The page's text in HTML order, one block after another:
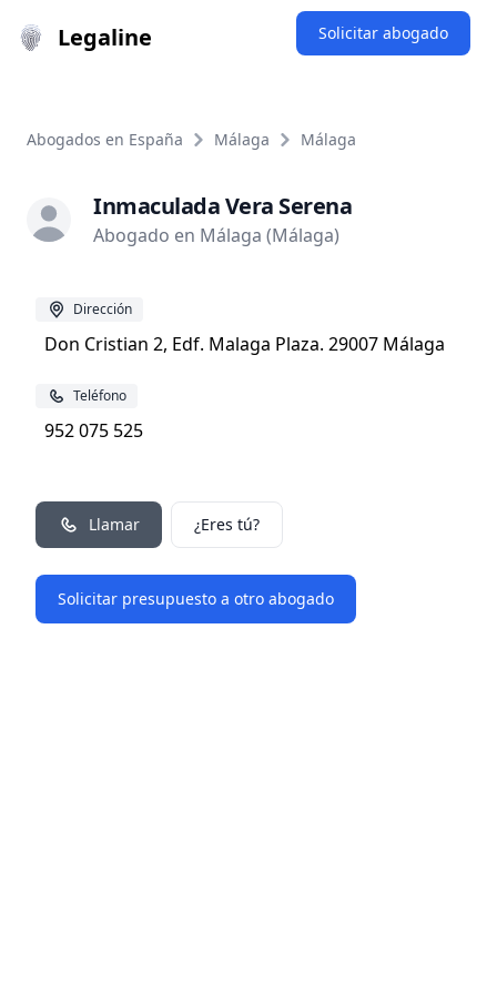
Legaline Solicitar abogado
Abogados en España Málaga Málaga
Inmaculada Vera Serena
Abogado en Málaga (Málaga)
Dirección
Don Cristian 2, Edf. Malaga Plaza. 29007 Málaga
Teléfono
952 075 525
Llamar ¿Eres tú?
Solicitar presupuesto a otro abogado